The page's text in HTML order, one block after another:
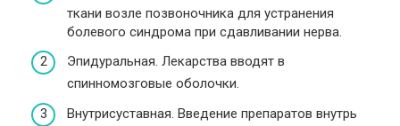
ткани возле позвоночника для устранения
болевого синдрома при сдавливании нерва.
Эпидуральная. Лекарства вводят в
спинномозговые оболочки.
Внутрисуставная. Введение препаратов внутрь